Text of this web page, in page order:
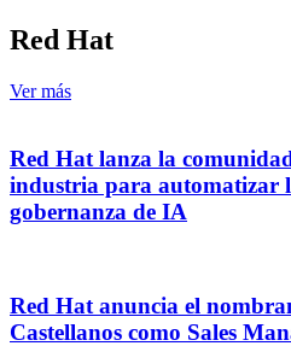
Red Hat
Ver más
Red Hat lanza la
industria para automatizar
gobernanza de IA
Red Hat anuncia el
Castellanos como Sales